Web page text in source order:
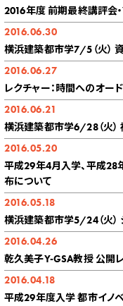
2016年度 前期最終講評会
2016.06.30
横浜建築都市学7/5（火）
2016.06.27
レクチャー：時間へのオード
2016.06.21
横浜建築都市学6/28（火
2016.05.20
平成29年4月入学、平成28
布について
2016.05.18
横浜建築都市学5/24（火）
2016.04.26
乾久美子Y-GSA教授 公開
2016.04.18
平成29年度入学 都市イノ